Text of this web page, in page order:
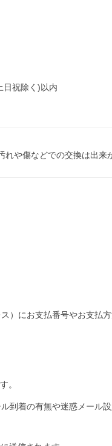
日祝除く)以内
や傷などでの交換は出来
）にお支払番号やお支払方
。
到着の有無や迷惑メール設